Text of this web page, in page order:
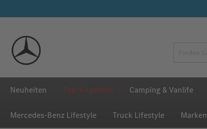
Neuheiten Top-Angebote Camping & Vanlife
Mercedes‑Benz Lifestyle Truck Lifestyle Marken